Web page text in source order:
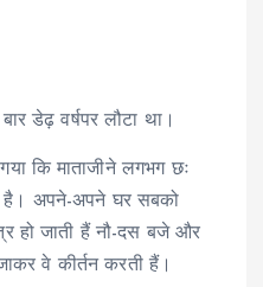
डेढ़ वर्षपर लौटा था।
कि माताजीने लगभग छः
है। अपने-अपने घर सबको
हो जाती हैं नौ-दस बजे और
वे कीर्तन करती हैं।